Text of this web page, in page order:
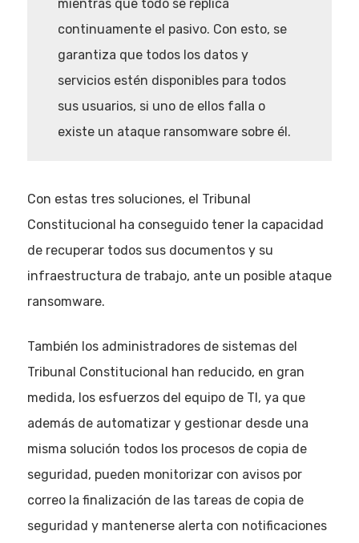
mientras que todo se replica
continuamente el pasivo. Con esto, se
garantiza que todos los datos y
servicios estén disponibles para todos
sus usuarios, si uno de ellos falla o
existe un ataque ransomware sobre él.
Con estas tres soluciones, el Tribunal
Constitucional ha conseguido tener la capacidad
de recuperar todos sus documentos y su
infraestructura de trabajo, ante un posible ataque
ransomware.
También los administradores de sistemas del
Tribunal Constitucional han reducido, en gran
medida, los esfuerzos del equipo de TI, ya que
además de automatizar y gestionar desde una
misma solución todos los procesos de copia de
seguridad, pueden monitorizar con avisos por
correo la finalización de las tareas de copia de
seguridad y mantenerse alerta con notificaciones